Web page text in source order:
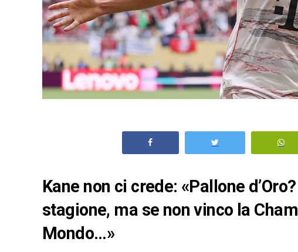
Kane non ci crede: «Pallone
stagione, ma se non vinco la
Mondo…»